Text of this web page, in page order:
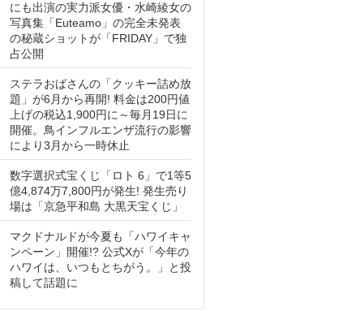
にも出演の実力派女優・水崎綾女の
写真集「Euteamo」の完全未発表
の秘蔵ショットが「FRIDAY」で独
占公開
ステラおばさんの「クッキー詰め放
題」が6月から再開! 料金は200円値
上げの税込1,900円に～毎月19日に
開催。鳥インフルエンザ流行の影響
により3月から一時休止
数字選択式宝くじ「ロト 6」で1等5
億4,874万7,800円が発生! 発生売り
場は「京急平和島 大黒天宝くじ」
マクドナルドが今夏も「ハワイキャ
ンペーン」開催!? 公式Xが「今年の
ハワイは、いつもとちがう。」と投
稿して話題に